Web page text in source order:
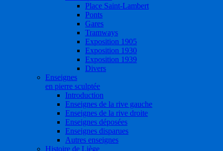
Place Saint-Lambert
Ponts
Gares
Tramways
Exposition 1905
Exposition 1930
Exposition 1939
Divers
Enseignes
en pierre sculptée
Introduction
Enseignes de la rive gauche
Enseignes de la rive droite
Enseignes déposées
Enseignes disparues
Autres enseignes
Histoire de Liège